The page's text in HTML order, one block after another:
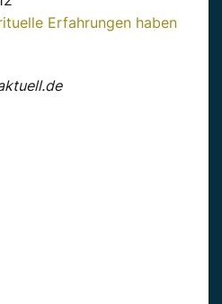
Erfahrungen haben